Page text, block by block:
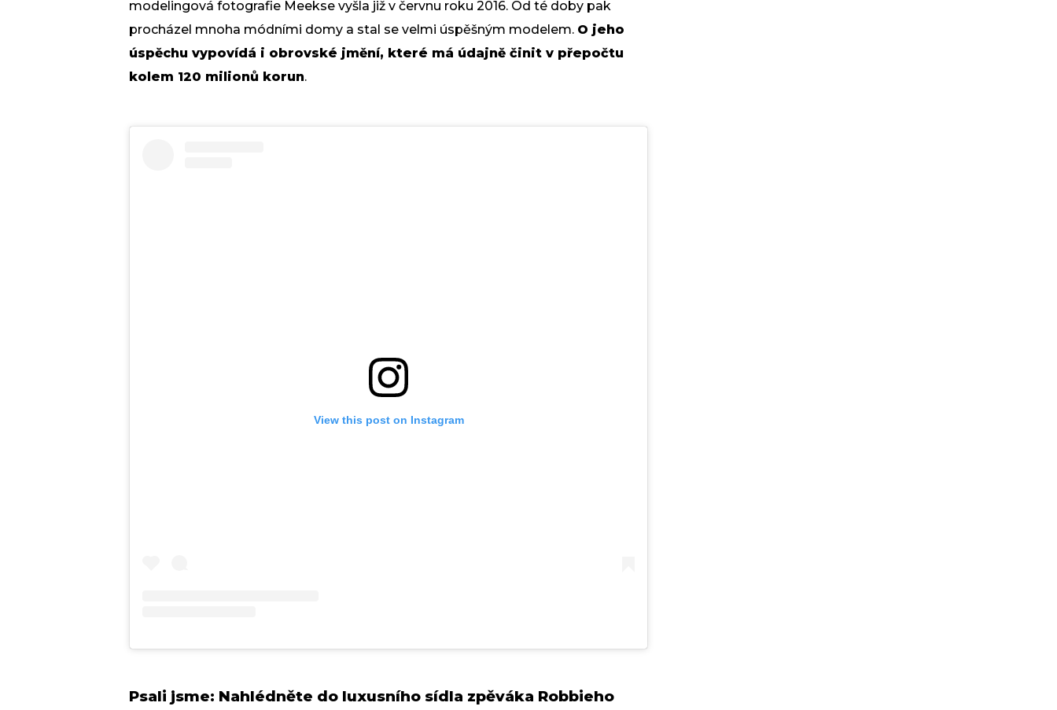
modelingová fotografie Meekse vyšla již v červnu roku 2016. Od té doby pak
procházel mnoha módními domy a stal se velmi úspěšným modelem. O jeho
úspěchu vypovídá i obrovské jmění, které má údajně činit v přepočtu
kolem 120 milionů korun.
View this post on Instagram
Psali jsme: Nahlédněte do luxusního sídla zpěváka Robbieho